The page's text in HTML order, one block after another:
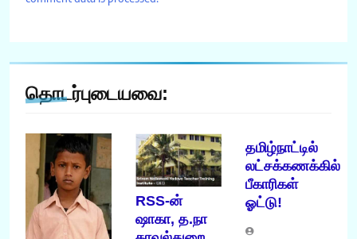
தொடர்புடையவை:
RSS-ன்
ஷாகா, த.நா
தமிழ்நாட்டில்
லட்சக்கணக்கில்
பீகாரிகள்
ஓட்டு!